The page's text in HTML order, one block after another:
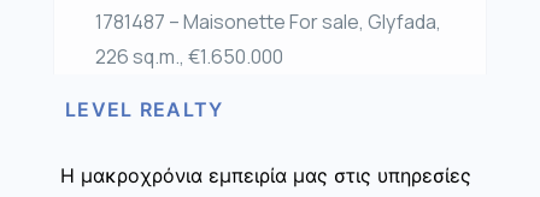
1781487 – Maisonette For sale, Glyfada,
226 sq.m., €1.650.000
LEVEL REALTY
Η μακροχρόνια εμπειρία μας στις υπηρεσίες